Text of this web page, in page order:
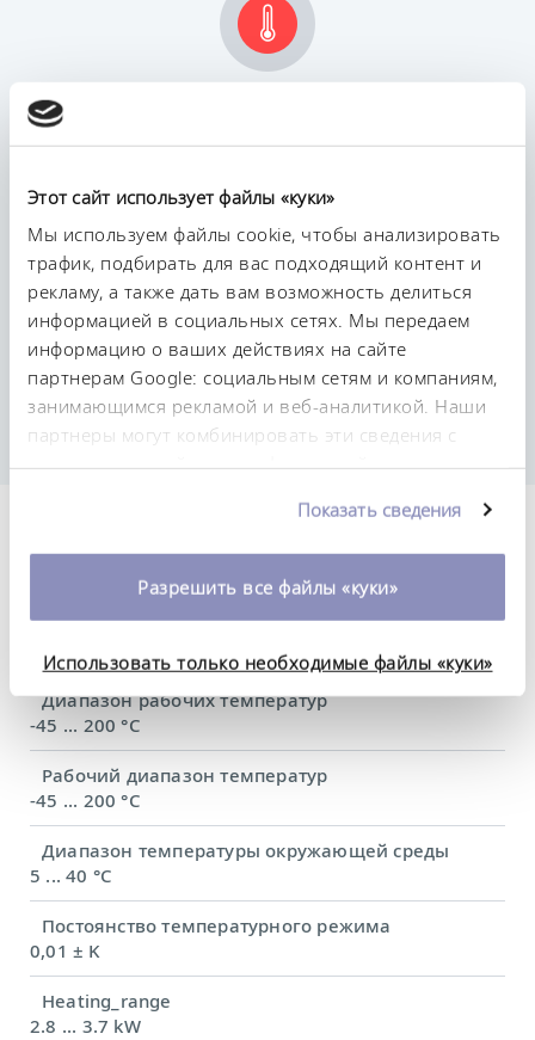
Этот сайт использует файлы «куки»
Мы используем файлы cookie, чтобы анализировать
трафик, подбирать для вас подходящий контент и
рекламу, а также дать вам возможность делиться
информацией в социальных сетях. Мы передаем
информацию о ваших действиях на сайте
партнерам Google: социальным сетям и компаниям,
занимающимся рекламой и веб-аналитикой. Наши
партнеры могут комбинировать эти сведения с
предоставленной вами информацией, а также
использовании вами их сервисов. Вы можете
изменить или отозвать свое согласие в любое
время. Более подробную информацию об этом вы
можете найти в нашей
политике
Показать сведения
Разрешить все файлы «куки»
Использовать только необходимые файлы «куки»
200 °C
Постоянство температурного режима
0,01 ± K
Технические
характеристики (согл.
DIN 12876)
Диапазон рабочих температур
-45 ... 200 °C
Рабочий диапазон температур
-45 ... 200 °C
Диапазон температуры окружающей среды
5 ... 40 °C
Постоянство температурного режима
0,01 ± K
Heating_range
2.8 ... 3.7 kW